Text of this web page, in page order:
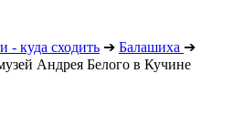
- куда сходить ➔ Балашиха ➔
Андрея Белого в Кучине